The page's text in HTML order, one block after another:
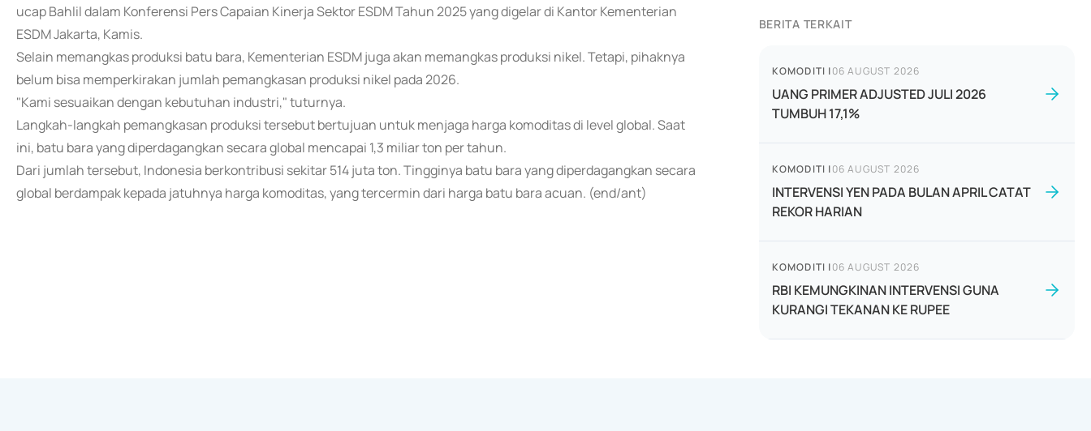
ucap Bahlil dalam Konferensi Pers Capaian Kinerja Sektor ESDM Tahun 2025 yang digelar di Kantor Kementerian
ESDM Jakarta, Kamis.
Selain memangkas produksi batu bara, Kementerian ESDM juga akan memangkas produksi nikel. Tetapi, pihaknya
belum bisa memperkirakan jumlah pemangkasan produksi nikel pada 2026.
"Kami sesuaikan dengan kebutuhan industri," tuturnya.
Langkah-langkah pemangkasan produksi tersebut bertujuan untuk menjaga harga komoditas di level global. Saat
ini, batu bara yang diperdagangkan secara global mencapai 1,3 miliar ton per tahun.
Dari jumlah tersebut, Indonesia berkontribusi sekitar 514 juta ton. Tingginya batu bara yang diperdagangkan secara
global berdampak kepada jatuhnya harga komoditas, yang tercermin dari harga batu bara acuan. (end/ant)
BERITA TERKAIT
KOMODITI |06 AUGUST 2026
UANG PRIMER ADJUSTED JULI 2026
TUMBUH 17,1%
KOMODITI |06 AUGUST 2026
INTERVENSI YEN PADA BULAN APRIL CATAT
REKOR HARIAN
KOMODITI |06 AUGUST 2026
RBI KEMUNGKINAN INTERVENSI GUNA
KURANGI TEKANAN KE RUPEE